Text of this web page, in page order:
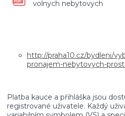
volnych nebytovych
http://praha10.cz/bydleni/
pronajem-nebytovych-
Platba kauce a přihláška jsou
registrované uživatele. Každý